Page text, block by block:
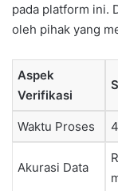
pada platform ini.
oleh pihak yang
Aspek
Verifikasi
Waktu Proses
Akurasi Data